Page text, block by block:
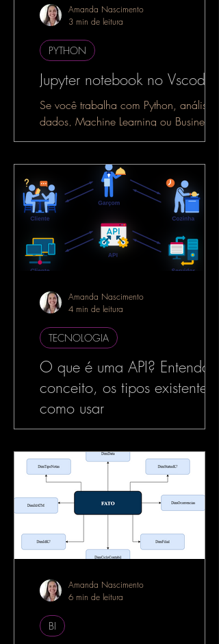
Jupyter notebook no Vscode
Se você trabalha com Python, análise de
dados, Machine Learning ou Business
Intelligence, é muito provável que já
PYTHON
Amanda Nascimento
3 min de leitura
O que é uma API? Entenda o
conceito, os tipos existentes e
como usar
No mundo da tecnologia,
no desenvolvimento de software, o termo
API é muito utilizado — e com razão. As
APIs estão por...
TECNOLOGIA
Amanda Nascimento
4 min de leitura
BI
Amanda Nascimento
6 min de leitura